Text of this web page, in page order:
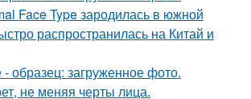
Face Type зародилась в южной
распространилась на Китай и
образец: загруженное фото.
не меняя черты лица.